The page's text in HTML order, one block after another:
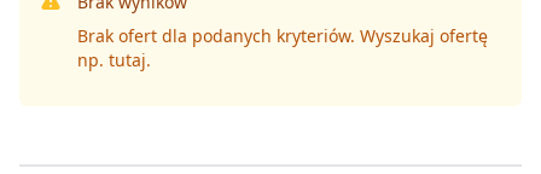
Brak ofert dla podanych kryteriów. Wyszukaj ofertę
np. tutaj.